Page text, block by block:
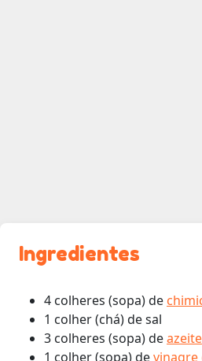
Ingredientes
4 colheres (sopa) de
1 colher (chá) de sal
3 colheres (sopa) deazeite
1 colher (sopa) devinagre